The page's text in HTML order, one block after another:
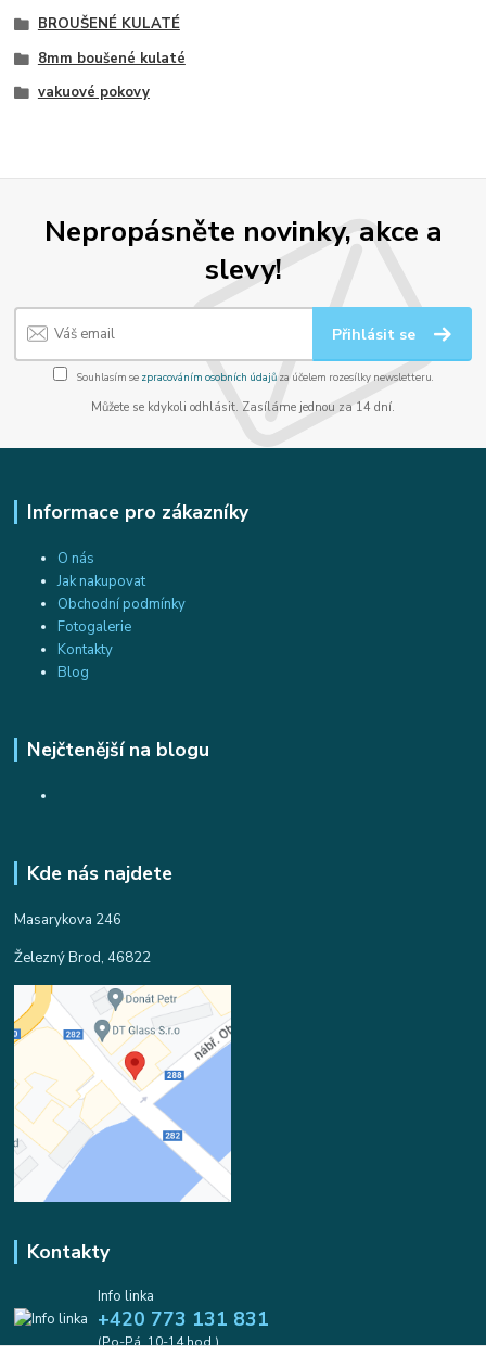
BROUŠENÉ KULATÉ
8mm boušené kulaté
vakuové pokovy
Nepropásněte novinky, akce a
slevy!
Přihlásit se
Souhlasím se zpracováním osobních údajůza účelem rozesílky newsletteru.
Můžete se kdykoli odhlásit. Zasíláme jednou za 14 dní.
Informace pro zákazníky
O nás
Jak nakupovat
Obchodní podmínky
Fotogalerie
Kontakty
Blog
Nejčtenější na blogu
Kde nás najdete
Masarykova 246
Železný Brod, 46822
Kontakty
Info linka
+420 773 131 831
(Po-Pá, 10-14 hod.)